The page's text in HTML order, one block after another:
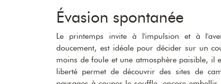
Évasion spontanée
Le printemps invite à l'impulsion et à
doucement, est idéale pour décider sur un
moins de foule et une atmosphère paisible, il
liberté permet de découvrir des sites de